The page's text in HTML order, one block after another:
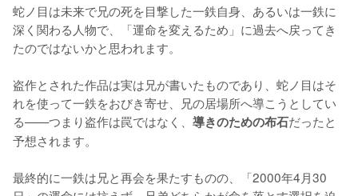
蛇ノ目は未来で兄の死を目撃した一鉄自身、あるいは一鉄に
深く関わる人物で、「運命を変えるため」に過去へ戻ってき
たのではないかと思われます。
盗作とされた作品は実は兄が書いたものであり、蛇ノ目はそ
れを使って一鉄をおびき寄せ、兄の居場所へ導こうとしてい
る——つまり盗作は罠ではなく、 導きのための布石だったと
予想されます。
最終的に一鉄は兄と再会を果たすものの、「2000年4月30